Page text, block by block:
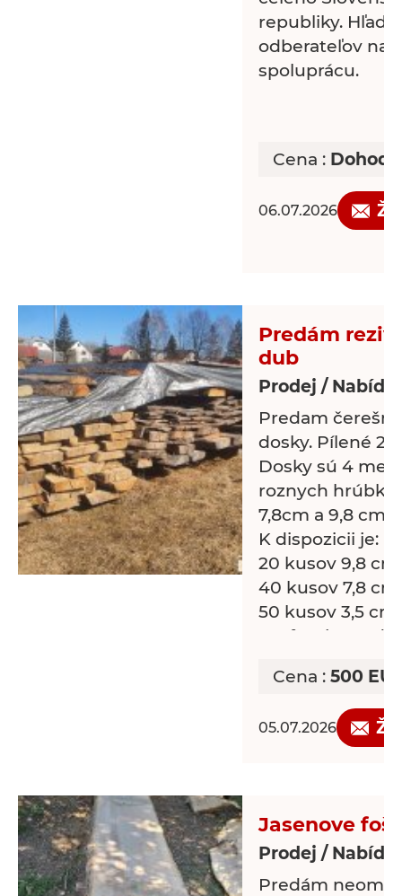
republiky.
odberateľov na
spoluprácu.
Cena :
06.07.2026
Predám
dub
Prodej /
Predam
dosky. Pílené
Dosky sú 4
roznych
7,8cm a 9,8 cm).
K dispozicii je:
20 kusov 9,8 cm
40 kusov 7,8 cm
50 kusov 3,5 cm
Preferujem
Cena : 500
05.07.2026
Jasenove
Prodej /
Predám